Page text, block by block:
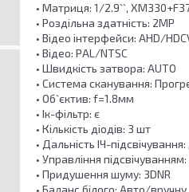
• Матриця: 1/2.9``,
• Роздільна здатність: 2MP
• Відео інтерфейси: AHD/
• Відео: PAL/NTSC
• Швидкість затвора: AUTO
• Система сканування:
• Об`єктив: f=1.8мм
• Ік-фільтр: є
• Кількість діодів: 3 шт
• Дальність ІЧ-
• Управління
• Придушення шуму: 3DNR
• Баланс білого: Авто/вручну